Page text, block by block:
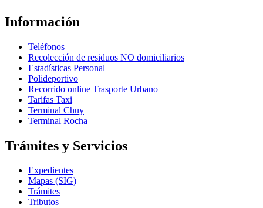
Información
Teléfonos
Recolección de residuos NO domiciliarios
Estadísticas Personal
Polideportivo
Recorrido online Trasporte Urbano
Tarifas Taxi
Terminal Chuy
Terminal Rocha
Trámites y Servicios
Expedientes
Mapas (SIG)
Trámites
Tributos